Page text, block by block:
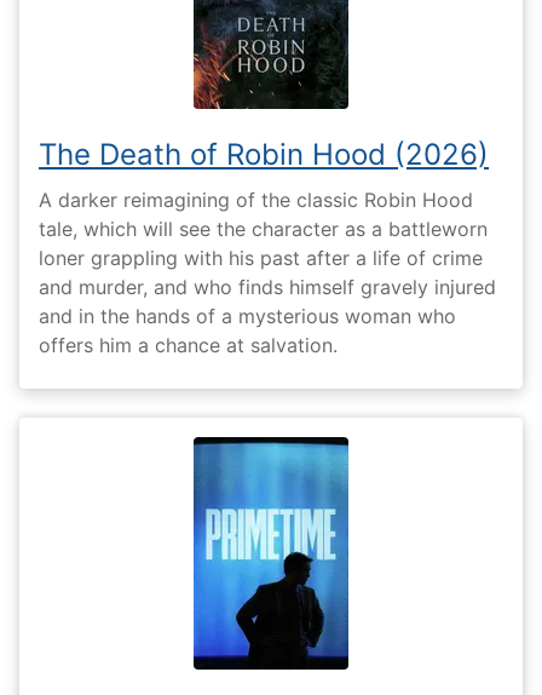
The Death of Robin Hood (2026)
A darker reimagining of the classic Robin Hood
tale, which will see the character as a battleworn
loner grappling with his past after a life of crime
and murder, and who finds himself gravely injured
and in the hands of a mysterious woman who
offers him a chance at salvation.